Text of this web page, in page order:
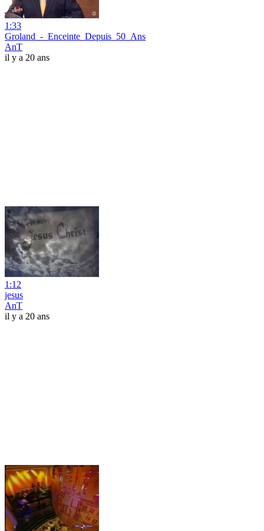
1:33
Groland_-_Enceinte_Depuis_50_Ans
AnT
il y a 20 ans
1:12
jesus
AnT
il y a 20 ans